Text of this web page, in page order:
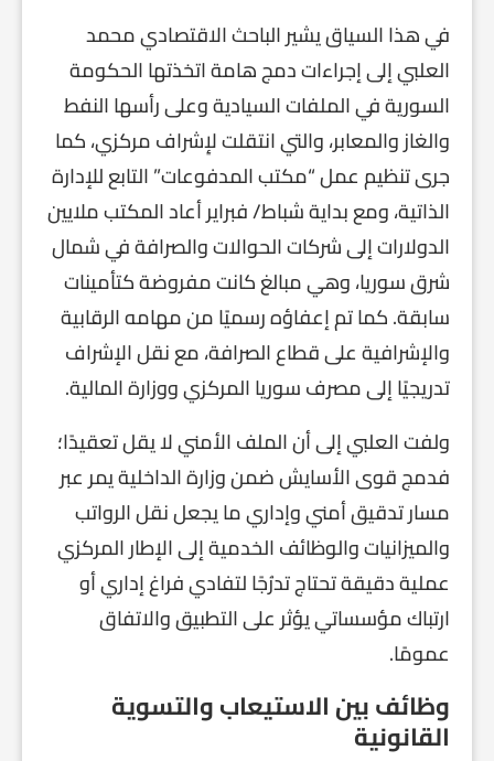
في هذا السياق يشير الباحث الاقتصادي محمد
العلبي إلى إجراءات دمج هامة اتخذتها الحكومة
السورية في الملفات السيادية وعلى رأسها النفط
والغاز والمعابر، والتي انتقلت لإِشراف مركزي، كما
جرى تنظيم عمل “مكتب المدفوعات” التابع للإدارة
الذاتية، ومع بداية شباط/ فبراير أعاد المكتب ملايين
الدولارات إلى شركات الحوالات والصرافة في شمال
شرق سوريا، وهي مبالغ كانت مفروضة كتأمينات
سابقة. كما تم إعفاؤه رسميًا من مهامه الرقابية
والإشرافية على قطاع الصرافة، مع نقل الإشراف
تدريجيًا إلى مصرف سوريا المركزي ووزارة المالية.
ولفت العلبي إلى أن الملف الأمني لا يقل تعقيدًا؛
فدمج قوى الأسايش ضمن وزارة الداخلية يمر عبر
مسار تدقيق أمني وإداري ما يجعل نقل الرواتب
والميزانيات والوظائف الخدمية إلى الإطار المركزي
عملية دقيقة تحتاج تدرُجًا لتفادي فراغ إداري أو
ارتباك مؤسساتي يؤثر على التطبيق والاتفاق
عمومًا.
وظائف بين الاستيعاب والتسوية
القانونية